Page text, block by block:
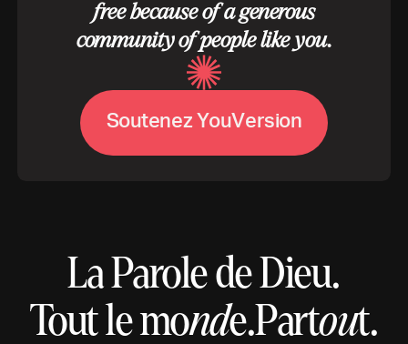
free because of a generous
community of people like you.
SoutenezYouVersion
La Parole de Dieu.
Tout le monde.Partout.